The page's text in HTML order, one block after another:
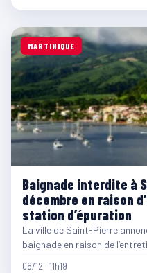
MARTINIQUE
Baignade interdite à
décembre en raison
station d’épuration
La ville de Saint-Pierre
baignade en raison de
06/12 · 11h19